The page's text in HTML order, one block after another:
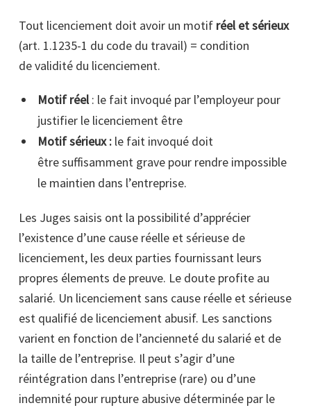
Tout licenciement doit avoir un motif réel et sérieux
(art. 1.1235-1 du code du travail) = condition
de validité du licenciement.
Motif réel: le fait invoqué par l’employeur pour
justifier le licenciement être
Motif sérieux : le fait invoqué doit
être suffisamment grave pour rendre impossible
le maintien dans l’entreprise.
Les Juges saisis ont la possibilité d’apprécier
l’existence d’une cause réelle et sérieuse de
licenciement, les deux parties fournissant leurs
propres élements de preuve. Le doute profite au
salarié. Un licenciement sans cause réelle et sérieuse
est qualifié de licenciement abusif. Les sanctions
varient en fonction de l’ancienneté du salarié et de
la taille de l’entreprise. Il peut s’agir d’une
réintégration dans l’entreprise (rare) ou d’une
indemnité pour rupture abusive déterminée par le